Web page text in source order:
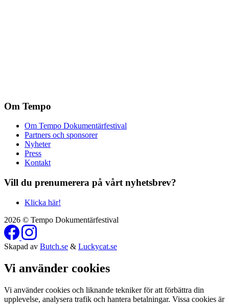
Om Tempo
Om Tempo Dokumentärfestival
Partners och sponsorer
Nyheter
Press
Kontakt
Vill du prenumerera på vårt nyhetsbrev?
Klicka här!
2026 © Tempo Dokumentärfestival
Skapad av Butch.se & Luckycat.se
Vi använder cookies
Vi använder cookies och liknande tekniker för att förbättra din
upplevelse, analysera trafik och hantera betalningar. Vissa cookies är